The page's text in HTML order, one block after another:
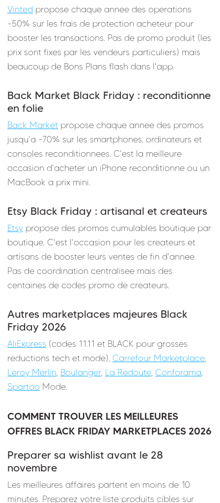
Vinted propose chaque annee des operations
-50% sur les frais de protection acheteur pour
booster les transactions. Pas de promo produit (les
prix sont fixes par les vendeurs particuliers) mais
beaucoup de Bons Plans flash dans l'app.
Back Market Black Friday : reconditionne
en folie
Back Market propose chaque annee des promos
jusqu'a -70% sur les smartphones, ordinateurs et
consoles reconditionnees. C'est la meilleure
occasion d'acheter un iPhone reconditionne ou un
MacBook a prix mini.
Etsy Black Friday : artisanal et createurs
Etsy propose des promos cumulables boutique par
boutique. C'est l'occasion pour les createurs et
artisans de booster leurs ventes de fin d'annee.
Pas de coordination centralisee mais des
centaines de codes promo de createurs.
Autres marketplaces majeures Black
Friday 2026
AliExpress (codes 11.11 et BLACK pour grosses
reductions tech et mode), Carrefour Marketplace,
Leroy Merlin, Boulanger, La Redoute, Conforama,
Spartoo Mode.
COMMENT TROUVER LES MEILLEURES
OFFRES BLACK FRIDAY MARKETPLACES 2026
Preparer sa wishlist avant le 28
novembre
Les meilleures affaires partent en moins de 10
minutes. Preparez votre liste produits cibles sur